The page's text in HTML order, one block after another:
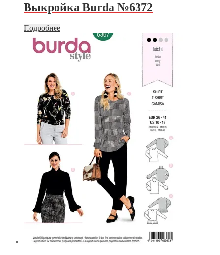
Выкройка Burda №6372
Подробнее